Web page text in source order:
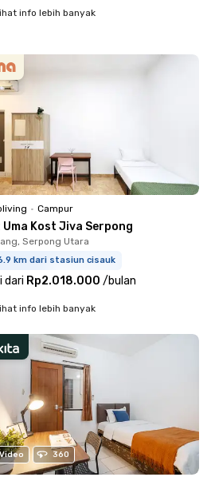
info lebih banyak
• Campur
Uma Kost Jiva Serpong
Serpong Utara
km dari stasiun cisauk
dari Rp2.018.000 /bulan
info lebih banyak
Video 360